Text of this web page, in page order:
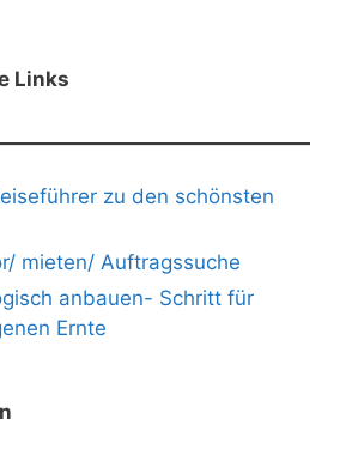
Links
zu den schönsten
mieten/ Auftragssuche
anbauen- Schritt für
Ernte